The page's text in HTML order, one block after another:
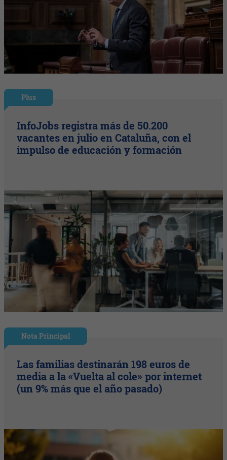
Plus
InfoJobs registra más de 50.200
vacantes en julio en Cataluña, con el
impulso de educación y formación
Nota Principal
Las familias destinarán 198 euros de
media a la «Vuelta al cole» por internet
(un 9% más que el año pasado)